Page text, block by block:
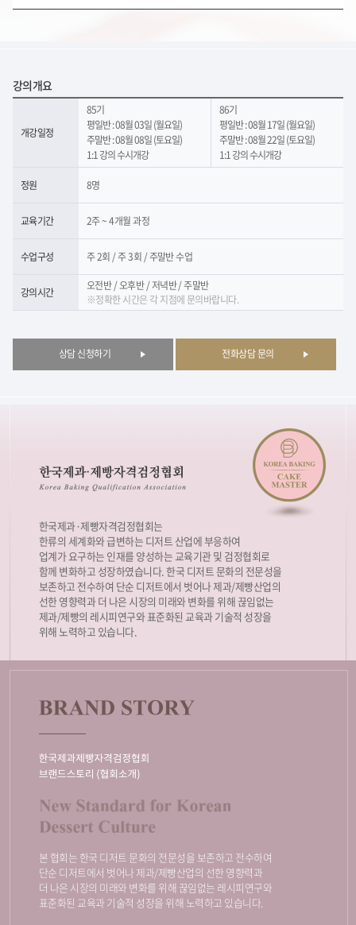
강의개요
개강일정
85기
평일반 : 08월 03일 (월요일)
주말반 : 08월 08일 (토요일)
1:1 강의 수시개강
86기
평일반 : 08월 17일 (월요일)
주말반 : 08월 22일 (토요일)
1:1 강의 수시개강
정원 8명
교육기간 2주 ~ 4개월 과정
수업구성 주 2회 / 주 3회 / 주말반 수업
강의시간
오전반 / 오후반 / 저녁반 / 주말반
※정확한 시간은 각 지점에 문의바랍니다.
상담 신청하기 전화상담 문의
한국제과·제빵자격검정협회는
한류의 세계화와 급변하는 디저트 산업에 부응하여
업계가 요구하는 인재를 양성하는 교육기관 및 검정협회로
함께 변화하고 성장하였습니다. 한국 디저트 문화의 전문성을
보존하고 전수하여 단순 디저트에서 벗어나 제과/제빵산업의
선한 영향력과 더 나은 시장의 미래와 변화를 위해 끊임없는
제과/제빵의 레시피연구와 표준화된 교육과 기술적 성장을
위해 노력하고 있습니다.
본 협회는 한국 디저트 문화의 전문성을 보존하고 전수하여
단순 디저트에서 벗어나 제과/제빵산업의 선한 영향력과
더 나은 시장의 미래와 변화를 위해 끊임없는 레시피연구와
표준화된 교육과 기술적 성장을 위해 노력하고 있습니다.